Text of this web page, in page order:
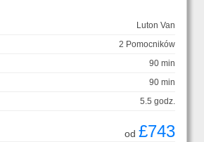
Luton Van
2 Pomocników
90 min
90 min
5.5 godz.
od £743